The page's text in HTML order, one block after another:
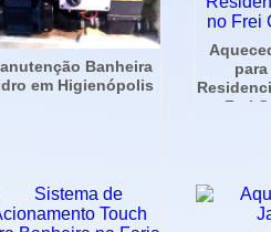
Banheira
em Higienópolis
Frei